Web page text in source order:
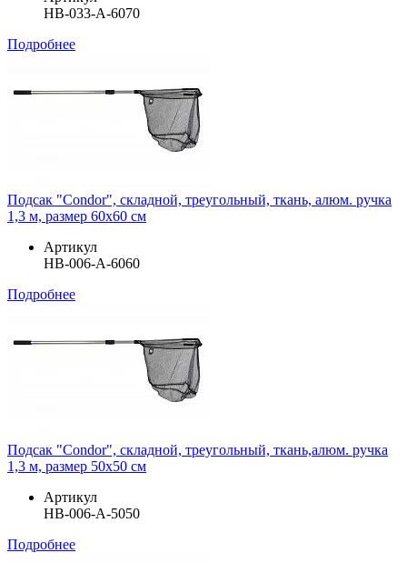
HB-033-A-6070
Подробнее
Подсак "Condor", складной, треугольный, ткань, алюм. ручка
1,3 м, размер 60х60 см
Артикул
HB-006-A-6060
Подробнее
Подсак "Condor", складной, треугольный, ткань,алюм. ручка
1,3 м, размер 50х50 см
Артикул
HB-006-A-5050
Подробнее